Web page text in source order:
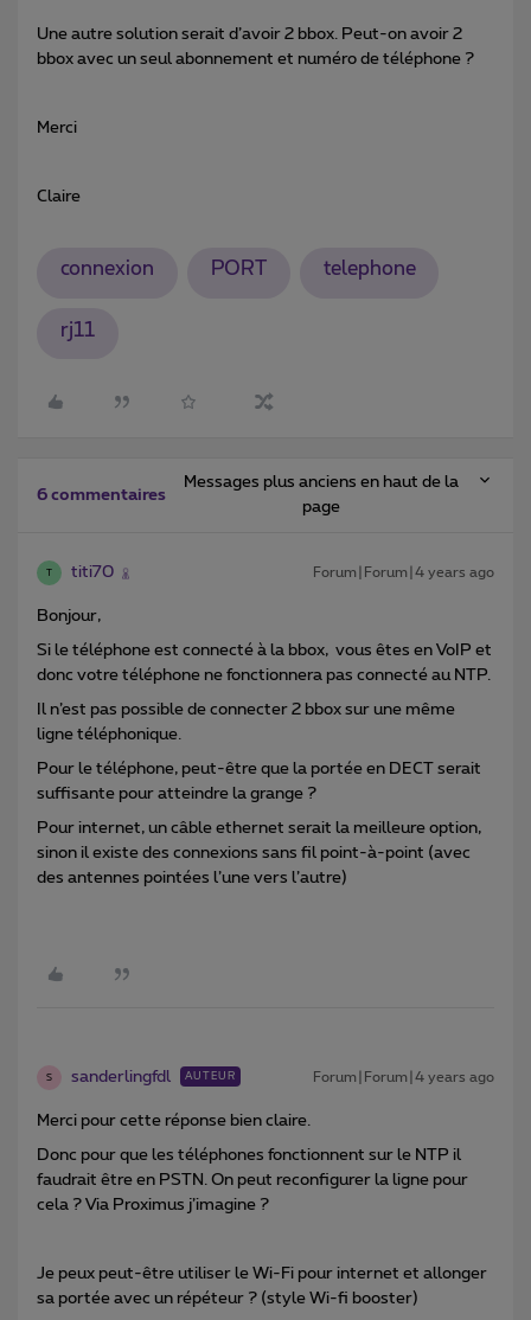
Une autre solution serait d’avoir 2 bbox. Peut-on avoir 2
bbox avec un seul abonnement et numéro de téléphone ?
Merci
Claire
connexion PORT telephone
rj11
6 commentaires
Messages plus anciens en haut de la
page
T titi70 Forum|Forum|4 years ago
Bonjour,
Si le téléphone est connecté à la bbox, vous êtes en VoIP et
donc votre téléphone ne fonctionnera pas connecté au NTP.
Il n’est pas possible de connecter 2 bbox sur une même
ligne téléphonique.
Pour le téléphone, peut-être que la portée en DECT serait
suffisante pour atteindre la grange ?
Pour internet, un câble ethernet serait la meilleure option,
sinon il existe des connexions sans fil point-à-point (avec
des antennes pointées l’une vers l’autre)
S sanderlingfdl AUTEUR Forum|Forum|4 years ago
Merci pour cette réponse bien claire.
Donc pour que les téléphones fonctionnent sur le NTP il
faudrait être en PSTN. On peut reconfigurer la ligne pour
cela ? Via Proximus j’imagine ?
Je peux peut-être utiliser le Wi-Fi pour internet et allonger
sa portée avec un répéteur ? (style Wi-fi booster)